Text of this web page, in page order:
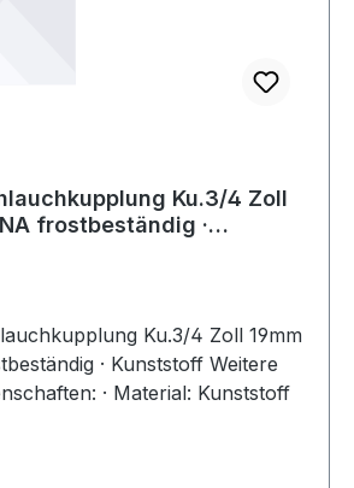
·
· Material: Kunststoff